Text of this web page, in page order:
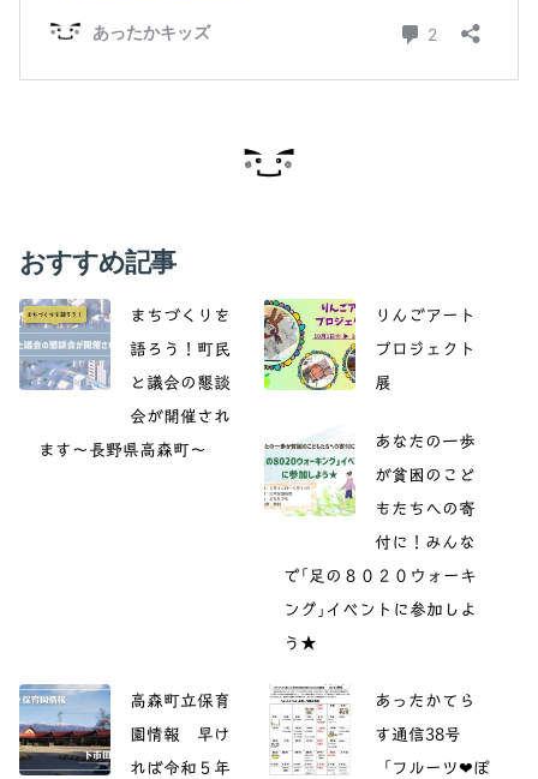
おすすめ記事
まちづくりを
語ろう！町民
と議会の懇談
会が開催され
ます～長野県高森町～
りんごアート
プロジェクト
展
あなたの一歩
が貧困のこど
もたちへの寄
付に！みんな
で｢足の８０２０ウォーキ
ング｣イベントに参加しよ
う★
高森町立保育
園情報 早け
れば令和５年
あったかてら
す通信38号
「フルーツ❤ぽ